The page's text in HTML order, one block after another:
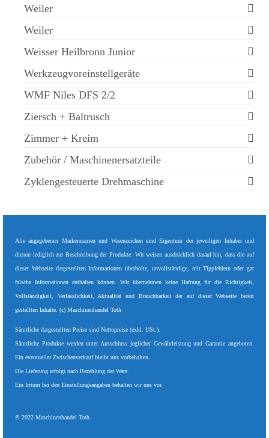
Weiler
Weiler
Weisser Heilbronn Junior
Werkzeugvoreinstellgeräte
WMF Niles DFS 2/2
Ziersch + Baltrusch
Zimmer + Kreim
Zubehör / Maschinenersatzteile
Zyklengesteuerte Drehmaschine
Alle angegebenen Markennamen und Warenzeichen sind Eigentum der jeweiligen Inhaber und
dienen lediglich zur Beschreibung der Produkte. Wir weisen ausdrücklich darauf hin, dass die auf
dieser Webseite dargestellten Informationen überholte, unvollständige, mit Tippfehlern oder gar
falsche Informationen enthalten können. Wir übernehmen keine Haftung für die Richtigkeit,
Vollständigkeit, Verlässlichkeit, Aktualität und Brauchbarkeit der auf dieser Webseite bereit
gestellten Inhalte. (c) Maschinenhandel Toth
Sämtliche dargestellten Preise sind Nettopreise (exkl. USt.).
Sämtliche Produkte werden unter Ausschluss jeglicher Gewährleistung und Garantie angeboten.
Ein eventueller Zwischenverkauf bleibt uns vorbehalten.
Die Lieferung erfolgt nach Bezahlung der Ware.
Ein Irrtum bei den Einstellungsangaben behalten wir uns vor.
© 2022 Maschinenhandel Toth